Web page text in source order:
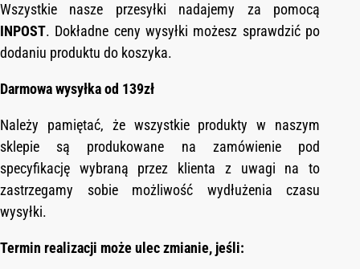
Wszystkie nasze przesyłki nadajemy za pomocą
INPOST. Dokładne ceny wysyłki możesz sprawdzić po
dodaniu produktu do koszyka.
Darmowa wysyłka od 139zł
Należy pamiętać, że wszystkie produkty w naszym
sklepie są produkowane na zamówienie pod
specyfikację wybraną przez klienta z uwagi na to
zastrzegamy sobie możliwość wydłużenia czasu
wysyłki.
Termin realizacji może ulec zmianie, jeśli: